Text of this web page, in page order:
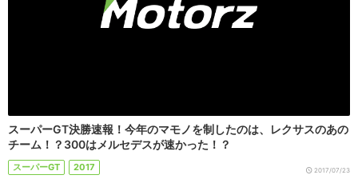
スーパーGT決勝速報！今年のマモノを制したのは、レクサスのあの
チーム！？300はメルセデスが速かった！？
スーパーGT 2017 2017/07/23